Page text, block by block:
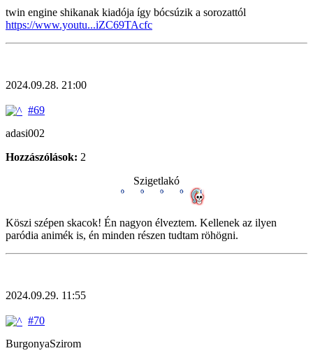
twin engine shikanak kiadója így bócsúzik a sorozattól
https://www.youtu...iZC69TAcfc
2024.09.28. 21:00
#69
adasi002
Hozzászólások: 2
Szigetlakó
Köszi szépen skacok! Én nagyon élveztem. Kellenek az ilyen
paródia animék is, én minden részen tudtam röhögni.
2024.09.29. 11:55
#70
BurgonyaSzirom